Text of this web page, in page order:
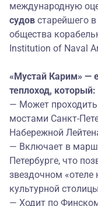
международную
судов старейшего
общества
Institution of Naval
«Мустай Карим» —
теплоход, который:
— Может
мостами Санкт-
Набережной
— Включает в
Петербурге, что
звездочном
культурной
— Ходит по